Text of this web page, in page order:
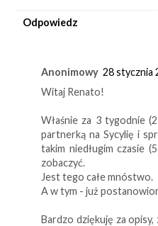
Odpowiedz
Anonimowy 28 stycznia
Witaj Renato!
Właśnie za 3 tygodnie
partnerką na Sycylię i
takim niedługim czasie
zobaczyć.
Jest tego całe mnóstwo.
A w tym - już
Bardzo dziękuję za